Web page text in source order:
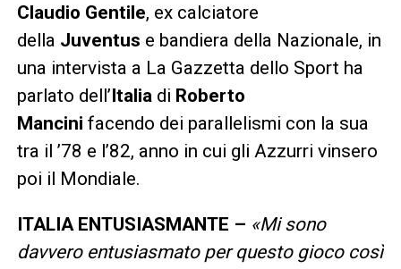
Claudio Gentile, ex calciatore
della Juventus e bandiera della Nazionale, in
una intervista a La Gazzetta dello Sport ha
parlato dell’Italia di Roberto
Mancini facendo dei parallelismi con la sua
tra il ’78 e l’82, anno in cui gli Azzurri vinsero
poi il Mondiale.
ITALIA ENTUSIASMANTE – «Mi sono
davvero entusiasmato per questo gioco così